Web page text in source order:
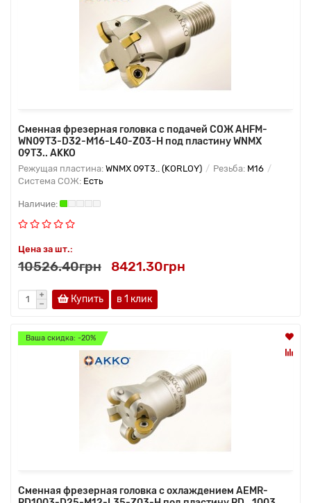
Сменная фрезерная головка с подачей СОЖ AHFM-
WN09T3-D32-M16-L40-Z03-H под пластину WNMX
09T3.. AKKO
Режущая пластина: WNMX 09T3.. (KORLOY) Резьба: M16
Система СОЖ: Есть
Цена за шт.:
10526.40грн 8421.30грн
Купить в 1 клик
Ваша скидка: -20%
Сменная фрезерная головка с охлаждением AEMR-